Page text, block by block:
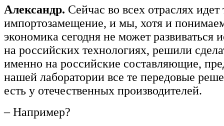
Александр. Сейчас во всех отраслях идет
импортозамещение, и мы, хотя и
экономика сегодня не может развиваться
на российских технологиях, решили
именно на российские составляющие,
нашей лаборатории все те передовые
есть у отечественных производителей.
– Например?